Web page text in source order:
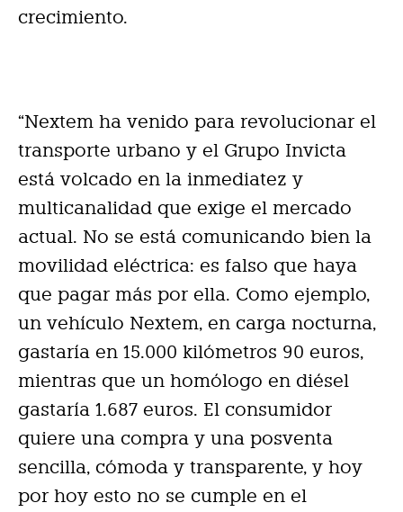
crecimiento.
“Nextem ha venido para revolucionar el
transporte urbano y el Grupo Invicta
está volcado en la inmediatez y
multicanalidad que exige el mercado
actual. No se está comunicando bien la
movilidad eléctrica: es falso que haya
que pagar más por ella. Como ejemplo,
un vehículo Nextem, en carga nocturna,
gastaría en 15.000 kilómetros 90 euros,
mientras que un homólogo en diésel
gastaría 1.687 euros. El consumidor
quiere una compra y una posventa
sencilla, cómoda y transparente, y hoy
por hoy esto no se cumple en el